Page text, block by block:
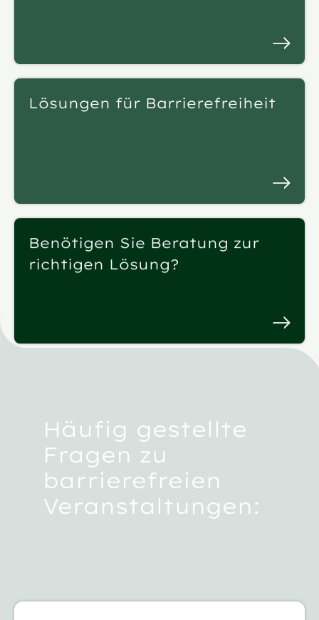
Lösungen für Barrierefreiheit
Benötigen Sie Beratung zur
richtigen Lösung?
Häufig gestellte
Fragen zu
barrierefreien
Veranstaltungen: